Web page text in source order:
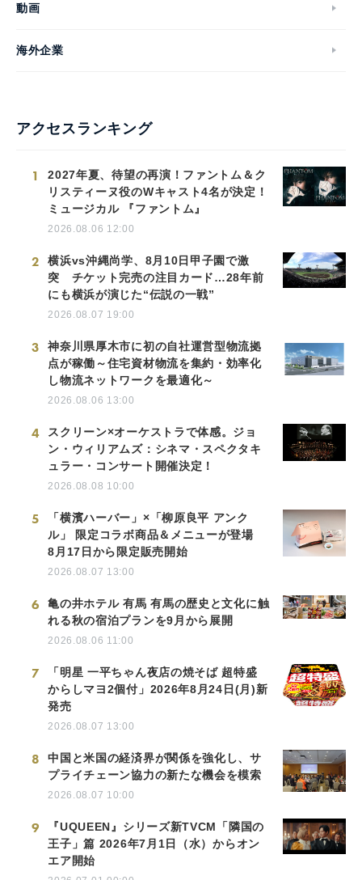
動画
海外企業
アクセスランキング
1
2027年夏、待望の再演！ファントム＆ク
リスティーヌ役のWキャスト4名が決定！
ミュージカル 『ファントム』
2026.08.06 12:00
2
横浜vs沖縄尚学、8月10日甲子園で激
突 チケット完売の注目カード…28年前
にも横浜が演じた“伝説の一戦”
2026.08.07 19:00
3
神奈川県厚木市に初の自社運営型物流拠
点が稼働～住宅資材物流を集約・効率化
し物流ネットワークを最適化～
2026.08.06 13:00
4
スクリーン×オーケストラで体感。ジョ
ン・ウィリアムズ：シネマ・スペクタキ
ュラー・コンサート開催決定！
2026.08.08 10:00
5
「横濱ハーバー」×「柳原良平 アンク
ル」 限定コラボ商品＆メニューが登場
8月17日から限定販売開始
2026.08.07 13:00
6
亀の井ホテル 有馬 有馬の歴史と文化に触
れる秋の宿泊プランを9月から展開
2026.08.06 11:00
7
「明星 一平ちゃん夜店の焼そば 超特盛
からしマヨ2個付」2026年8月24日(月)新
発売
2026.08.07 13:00
8
中国と米国の経済界が関係を強化し、サ
プライチェーン協力の新たな機会を模索
2026.08.07 10:00
9
『UQUEEN』シリーズ新TVCM「隣国の
王子」篇 2026年7月1日（水）からオン
エア開始